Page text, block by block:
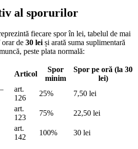
al sporurilor
fiecare spor în lei, tabelul de mai
orar de 30 lei și arată suma suplimentară
peste plata normală:
Articol
Spor
minim
Spor pe oră (la 30
lei)
art.
126
25%
7,50 lei
art.
123
75%
22,50 lei
art.
142
100% 30 lei